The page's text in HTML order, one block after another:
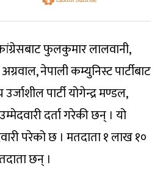
फुलकुमार लालवानी,
नेपाली कम्युनिस्ट पार्टीबाट
पार्टी योगेन्द्र मण्डल,
दर्ता गरेकी छन् । यो
परेको छ । मतदाता १ लाख १०
छन् ।